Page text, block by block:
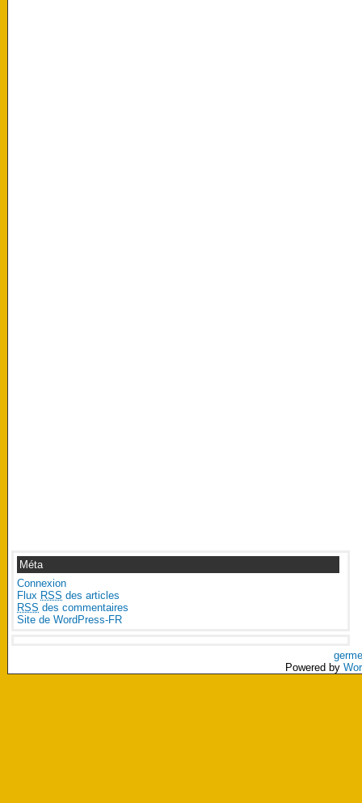
Méta
Connexion
Flux RSS des articles
RSS des commentaires
Site de WordPress-FR
Powered by